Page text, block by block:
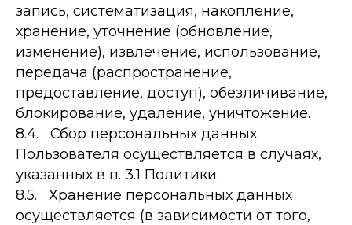
запись, систематизация, накопление,
хранение, уточнение (обновление,
изменение), извлечение, использование,
передача (распространение,
предоставление, доступ), обезличивание,
блокирование, удаление, уничтожение.
8.4. Сбор персональных данных
Пользователя осуществляется в случаях,
указанных в п. 3.1 Политики.
8.5. Хранение персональных данных
осуществляется (в зависимости от того,